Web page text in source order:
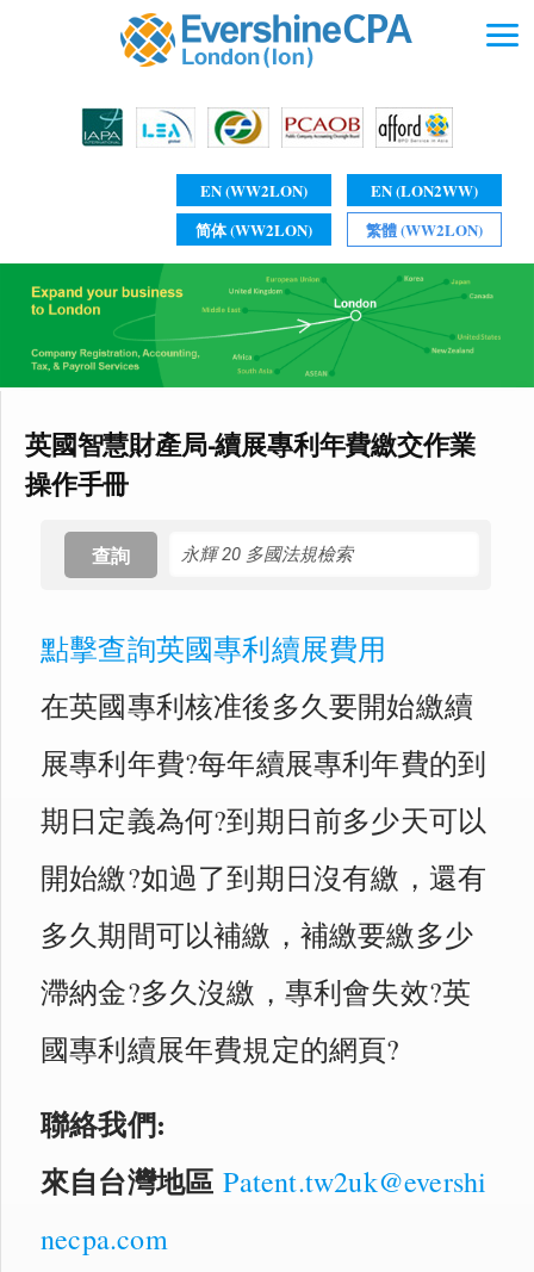
EN (WW2LON)
EN (LON2WW)
简体 (WW2LON)
繁體 (WW2LON)
英國智慧財產局-續展專利年費繳交作業
操作手冊
查詢
點擊查詢英國專利續展費用
在英國專利核准後多久要開始繳續
展專利年費?每年續展專利年費的到
期日定義為何?到期日前多少天可以
開始繳?如過了到期日沒有繳，還有
多久期間可以補繳，補繳要繳多少
滯納金?多久沒繳，專利會失效?英
國專利續展年費規定的網頁?
聯絡我們:
來自台灣地區Patent.tw2uk@evershi
necpa.com